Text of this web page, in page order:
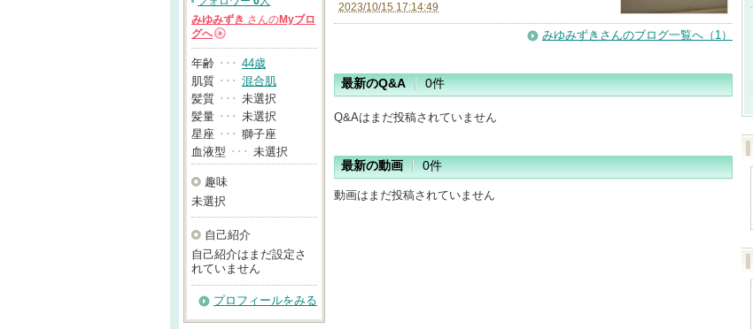
みゆみずき さんのMyブロ
グへ
→
年齢 ･･･ 44歳
肌質 ･･･ 混合肌
髪質 ･･･ 未選択
髪量 ･･･ 未選択
星座 ･･･ 獅子座
血液型 ･･･ 未選択
趣味
未選択
自己紹介
自己紹介はまだ設定さ
れていません
プロフィールをみる
2023/10/15 17:14:49
みゆみずきさんのブログ一覧へ（1）
最新のQ&A 0件
Q&Aはまだ投稿されていません
最新の動画 0件
動画はまだ投稿されていません